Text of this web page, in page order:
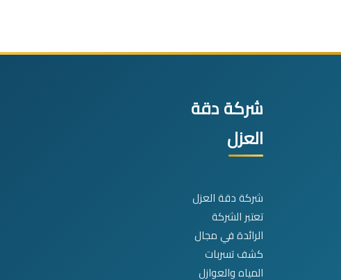
شركة دقة
العزل
شركة دقة العزل
تعتبر الشركة
الرائدة في مجال
كشف تسربات
المياه والعوازل